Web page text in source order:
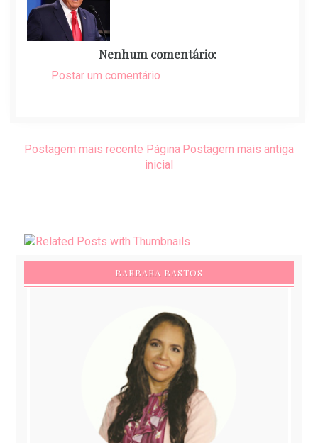
Nenhum comentário:
Postar um comentário
Postagem mais recente Postagem mais antiga
Página
inicial
BARBARA BASTOS